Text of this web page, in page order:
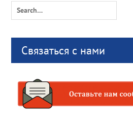
Search
Связаться с нами